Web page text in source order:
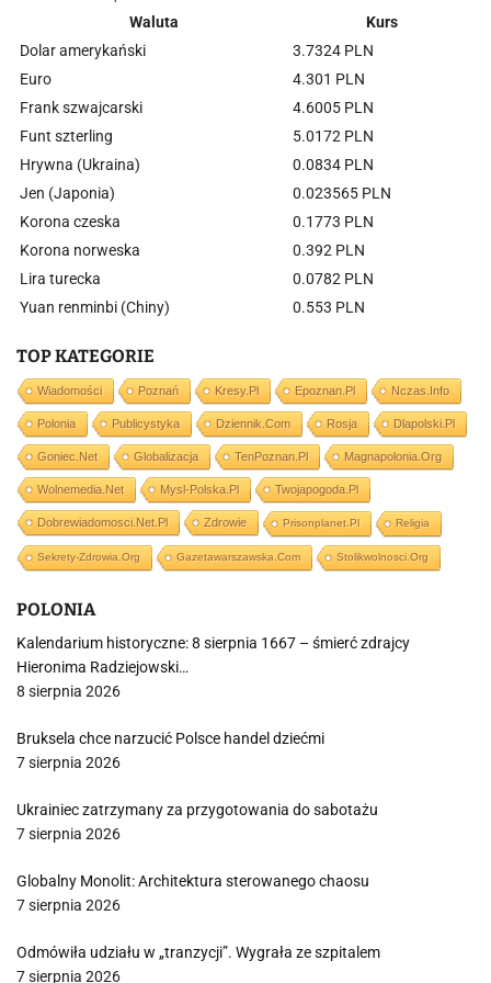
Waluta
Kurs
Dolar amerykański
3.7324 PLN
Euro
4.301 PLN
Frank szwajcarski
4.6005 PLN
Funt szterling
5.0172 PLN
Hrywna (Ukraina)
0.0834 PLN
Jen (Japonia)
0.023565 PLN
Korona czeska
0.1773 PLN
Korona norweska
0.392 PLN
Lira turecka
0.0782 PLN
Yuan renminbi (Chiny)
0.553 PLN
TOP KATEGORIE
Wiadomości Poznań Kresy.pl Epoznan.pl Nczas.info
Polonia Publicystyka Dziennik.com Rosja Dlapolski.pl
Goniec.net Globalizacja TenPoznan.pl Magnapolonia.org
Wolnemedia.net Mysl-Polska.pl Twojapogoda.pl
Dobrewiadomosci.net.pl Zdrowie Prisonplanet.pl Religia
Sekrety-Zdrowia.org Gazetawarszawska.com Stolikwolnosci.org
POLONIA
Kalendarium historyczne: 8 sierpnia 1667 – śmierć zdrajcy
Hieronima Radziejowski…
8 sierpnia 2026
Bruksela chce narzucić Polsce handel dziećmi
7 sierpnia 2026
Ukrainiec zatrzymany za przygotowania do sabotażu
7 sierpnia 2026
Globalny Monolit: Architektura sterowanego chaosu
7 sierpnia 2026
Odmówiła udziału w „tranzycji”. Wygrała ze szpitalem
7 sierpnia 2026